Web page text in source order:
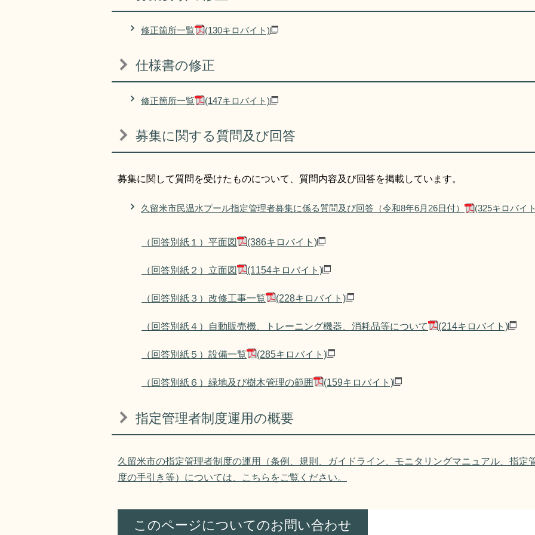
修正箇所一覧 (130キロバイト)
仕様書の修正
修正箇所一覧 (147キロバイト)
募集に関する質問及び回答
募集に関して質問を受けたものについて、質問内容及び回答を掲載しています。
久留米市民温水プール指定管理者募集に係る質問及び回答（令和8年6月26日付） (325キロバイ
（回答別紙１）平面図 (386キロバイト)
（回答別紙２）立面図 (1154キロバイト)
（回答別紙３）改修工事一覧 (228キロバイト)
（回答別紙４）自動販売機、トレーニング機器、消耗品等について (214キロバイト)
（回答別紙５）設備一覧 (285キロバイト)
（回答別紙６）緑地及び樹木管理の範囲 (159キロバイト)
指定管理者制度運用の概要​
久留米市の指定管理者制度の運用（条例、規則、ガイドライン、モニタリングマニュアル、指定
度の手引き等）については、こちらをご覧ください。
このページについてのお問い合わせ